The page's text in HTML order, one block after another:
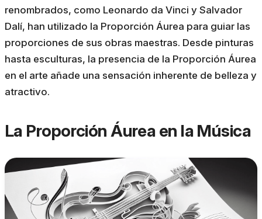
renombrados, como Leonardo da Vinci y Salvador
Dalí, han utilizado la Proporción Áurea para guiar las
proporciones de sus obras maestras. Desde pinturas
hasta esculturas, la presencia de la Proporción Áurea
en el arte añade una sensación inherente de belleza y
atractivo.
La Proporción Áurea en la Música